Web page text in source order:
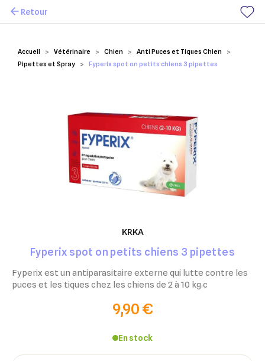
Mes favoris
Accueil Vétérinaire Chien
Anti Puces et Tiques Chien
Pipettes et Spray
Fyperix spot on petits chiens 3 pipettes
Retour
KRKA
Fyperix spot on petits chiens 3 pipettes
Fyperix est un antiparasitaire externe qui lutte contre les
puces et les tiques chez les chiens de 2 à 10 kg.c
9,90 €
En stock